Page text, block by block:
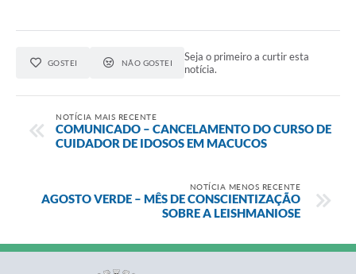
GOSTEI NÃO GOSTEI
Seja o primeiro a curtir esta
notícia.
NOTÍCIA MAIS RECENTE
COMUNICADO – CANCELAMENTO DO CURSO DE
CUIDADOR DE IDOSOS EM MACUCOS
NOTÍCIA MENOS RECENTE
AGOSTO VERDE – MÊS DE CONSCIENTIZAÇÃO
SOBRE A LEISHMANIOSE